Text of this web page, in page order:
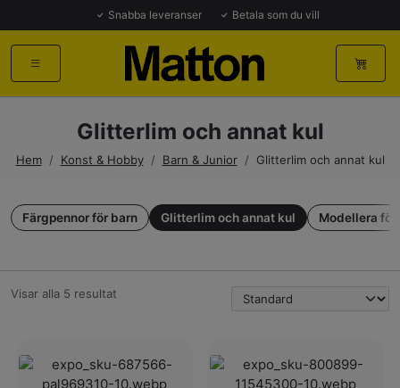
Snabba leveranser Betala som du vill
Glitterlim och annat kul
Hem / Konst & Hobby / Barn & Junior / Glitterlim och annat kul
Färgpennor för barn Glitterlim och annat kul Modellera för
Visar alla 5 resultat